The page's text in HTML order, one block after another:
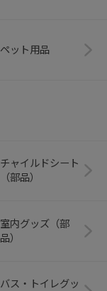
ペット用品
チャイルドシート
（部品）
室内グッズ（部
品）
バス・トイレグッ